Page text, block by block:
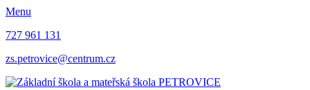
Menu
727 961 131
zs.petrovice@centrum.cz